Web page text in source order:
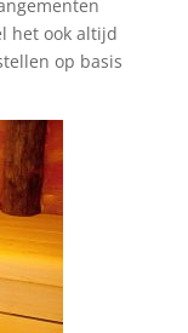
het ook altijd
op basis